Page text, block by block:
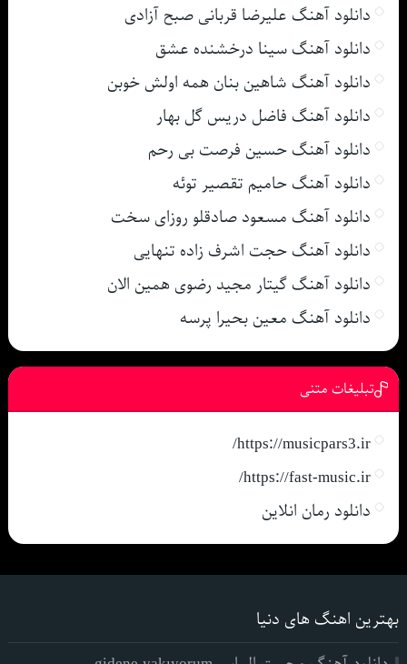
دانلود آهنگ علیرضا قربانی صبح آزادی
دانلود آهنگ سینا درخشنده عشق
دانلود آهنگ شاهین بنان همه اولش خوبن
دانلود آهنگ فاضل دریس گل بهار
دانلود آهنگ حسین فرصت بی رحم
دانلود آهنگ حامیم تقصیر توئه
دانلود آهنگ مسعود صادقلو روزای سخت
دانلود آهنگ حجت اشرف زاده تنهایی
دانلود آهنگ گیتار مجید رضوی همین الان
دانلود آهنگ معین بحیرا پرسه
تبلیغات متنی
https://musicpars3.ir/
https://fast-music.ir/
دانلود رمان انلاین
بهترین اهنگ های دنیا